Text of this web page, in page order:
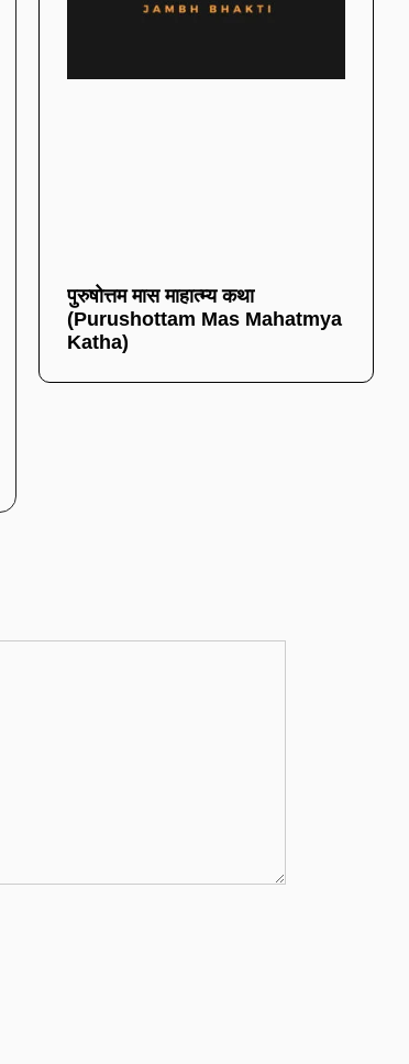
पुरुषोत्तम मास माहात्म्य कथा
(Purushottam Mas Mahatmya
Katha)